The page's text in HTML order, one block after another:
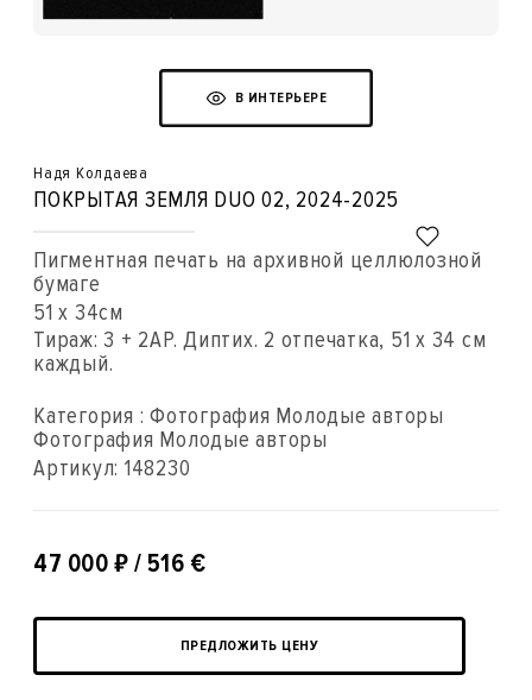
В ИНТЕРЬЕРЕ
Надя Колдаева
ПОКРЫТАЯ ЗЕМЛЯ DUO 02, 2024-2025
Пигментная печать на архивной целлюлозной
бумаге
51 x 34см
Тираж: 3 + 2AP. Диптих. 2 отпечатка, 51 х 34 см
каждый.
Категория : Фотография Молодые авторы
Фотография Молодые авторы
Артикул: 148230
47 000 ₽ / 516 €
ПРЕДЛОЖИТЬ ЦЕНУ